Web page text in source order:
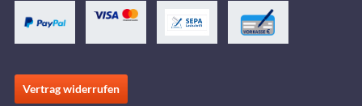
Vertrag widerrufen